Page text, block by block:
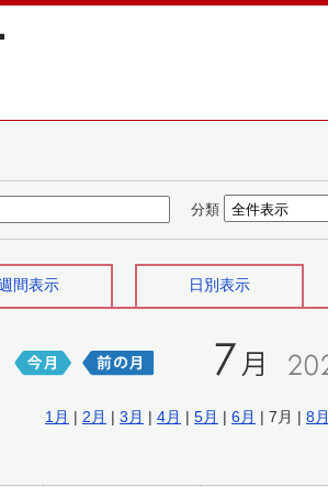
分類
間表示 日別表示
1月 | 2月 | 3月 | 4月 | 5月 | 6月 | 7月 | 8月